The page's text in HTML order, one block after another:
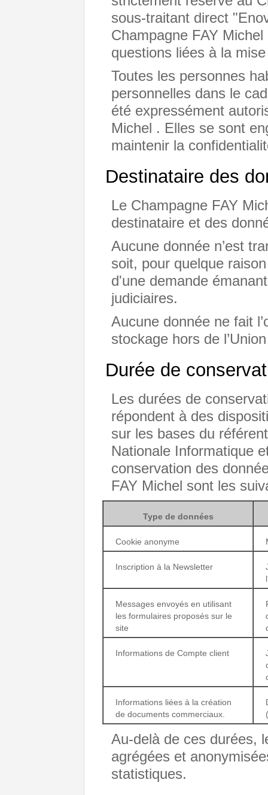
sous-traitant direct
Champagne FAY
questions liées à la
Toutes les personnes
personnelles dans le
été expressément
Michel . Elles se sont
maintenir la
Destinataire des
Le Champagne FAY
destinataire et des
Aucune donnée n’est
soit, pour quelque
d'une demande
judiciaires.
Aucune donnée ne fait
stockage hors de
Durée de
Les durées de
répondent à des
sur les bases du
Nationale Informatique
conservation des
FAY Michel sont les
Type de données
Cookie anonyme
Inscription à la Newsletter
Messages envoyés en utilisant
les formulaires proposés sur le
site
Informations de Compte client
Informations liées à la création
de documents commerciaux.
Au-delà de ces durées,
agrégées et
statistiques.